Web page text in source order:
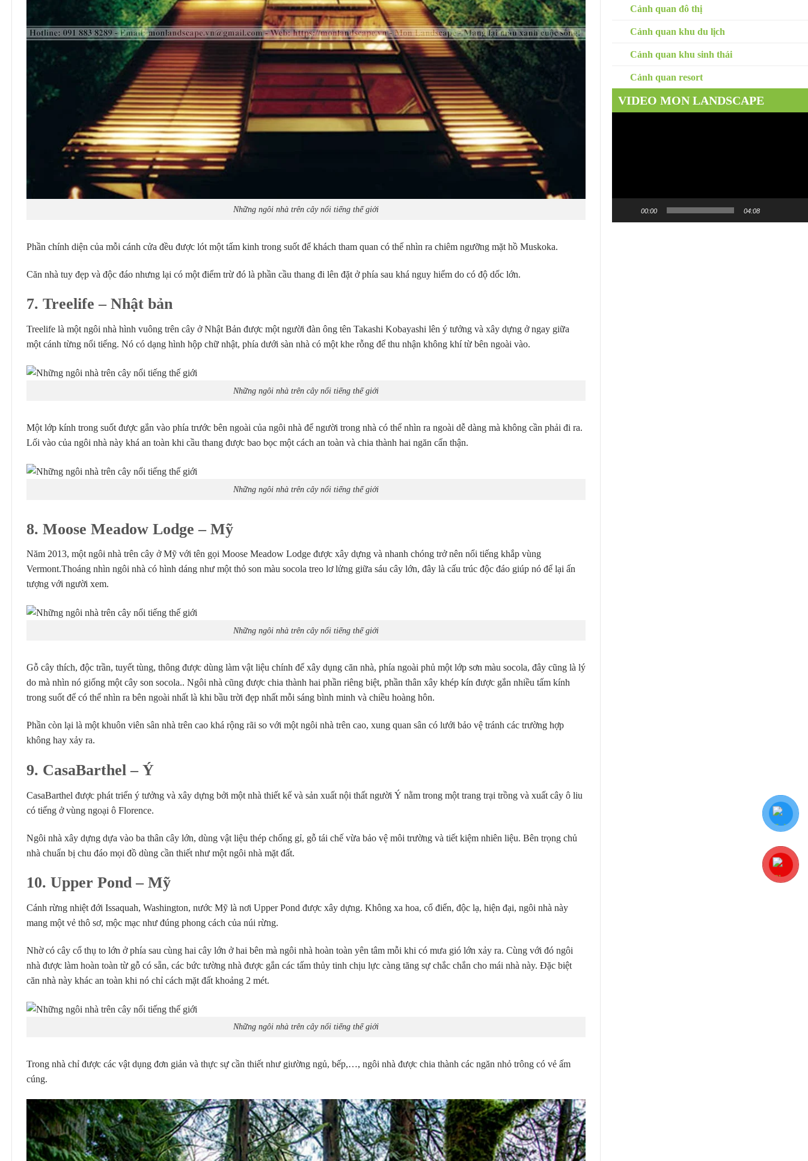
Những ngôi nhà trên cây nổi tiếng thế giới
Phần chính diện của mỗi cánh cửa đều được lót một tấm kinh trong suốt để khách tham quan có thể nhìn ra chiêm ngưỡng mặt hồ Muskoka.
Căn nhà tuy đẹp và độc đáo nhưng lại có một điểm trừ đó là phần cầu thang đi lên đặt ở phía sau khá nguy hiểm do có độ dốc lớn.
7. Treelife – Nhật bản
Treelife là một ngôi nhà hình vuông trên cây ở Nhật Bản được một người đàn ông tên Takashi Kobayashi lên ý tưởng và xây dựng ở ngay giữa
một cánh từng nổi tiếng. Nó có dạng hình hộp chữ nhật, phía dưới sàn nhà có một khe rỗng để thu nhận không khí từ bên ngoài vào.
Những ngôi nhà trên cây nổi tiếng thế giới
Một lớp kính trong suốt được gắn vào phía trước bên ngoài của ngôi nhà để người trong nhà có thể nhìn ra ngoài dễ dàng mà không cần phải đi ra.
Lối vào của ngôi nhà này khá an toàn khi cầu thang được bao bọc một cách an toàn và chia thành hai ngăn cẩn thận.
Những ngôi nhà trên cây nổi tiếng thế giới
8. Moose Meadow Lodge – Mỹ
Năm 2013, một ngôi nhà trên cây ở Mỹ với tên gọi Moose Meadow Lodge được xây dựng và nhanh chóng trở nên nổi tiếng khắp vùng
Vermont.Thoáng nhìn ngôi nhà có hình dáng như một thỏ son màu socola treo lơ lửng giữa sáu cây lớn, đây là cấu trúc độc đáo giúp nó để lại ấn
tượng với người xem.
Những ngôi nhà trên cây nổi tiếng thế giới
Gỗ cây thích, độc trần, tuyết tùng, thông được dùng làm vật liệu chính để xây dụng căn nhà, phía ngoài phủ một lớp sơn màu socola, đây cũng là lý
do mà nhìn nó giống một cây son socola.. Ngôi nhà cũng được chia thành hai phần riêng biệt, phần thân xây khép kín được gắn nhiều tấm kính
trong suốt để có thể nhìn ra bên ngoài nhất là khi bầu trời đẹp nhất mỗi sáng bình minh và chiều hoàng hôn.
Phần còn lại là một khuôn viên sân nhà trên cao khá rộng rãi so với một ngôi nhà trên cao, xung quan sân có lưới bảo vệ tránh các trường hợp
không hay xảy ra.
9. CasaBarthel – Ý
CasaBarthel được phát triển ý tưởng và xây dựng bởi một nhà thiết kế và sản xuất nội thất người Ý nằm trong một trang trại trồng và xuất cây ô liu
có tiếng ở vùng ngoại ô Florence.
Ngôi nhà xây dựng dựa vào ba thân cây lớn, dùng vật liệu thép chống gỉ, gỗ tái chế vừa bảo vệ môi trường và tiết kiệm nhiên liệu. Bên trọng chủ
nhà chuẩn bị chu đáo mọi đồ dùng cần thiết như một ngôi nhà mặt đất.
10. Upper Pond – Mỹ
Cánh rừng nhiệt đới Issaquah, Washington, nước Mỹ là nơi Upper Pond được xây dựng. Không xa hoa, cổ điển, độc lạ, hiện đại, ngôi nhà này
mang một vẻ thô sơ, mộc mạc như đúng phong cách của núi rừng.
Nhờ có cây cổ thụ to lớn ở phía sau cùng hai cây lớn ở hai bên mà ngôi nhà hoàn toàn yên tâm mỗi khi có mưa gió lớn xảy ra. Cùng với đó ngôi
nhà được làm hoàn toàn từ gỗ có sẵn, các bức tường nhà được gắn các tấm thủy tinh chịu lực càng tăng sự chắc chắn cho mái nhà này. Đặc biệt
căn nhà này khác an toàn khi nó chỉ cách mặt đất khoảng 2 mét.
Những ngôi nhà trên cây nổi tiếng thế giới
Trong nhà chỉ được các vật dụng đơn giản và thực sự cần thiết như giường ngủ, bếp,…, ngôi nhà được chia thành các ngăn nhỏ trông có vẻ ấm
cúng.
Cảnh quan đô thị
Cảnh quan khu du lịch
Cảnh quan khu sinh thái
Cảnh quan resort
VIDEO MON LANDSCAPE
00:00 04:08